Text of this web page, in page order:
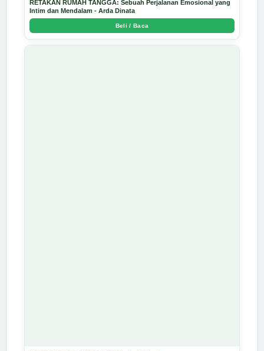
RETAKAN RUMAH TANGGA: Sebuah Perjalanan Emosional yang
Intim dan Mendalam - Arda Dinata
Beli / Baca